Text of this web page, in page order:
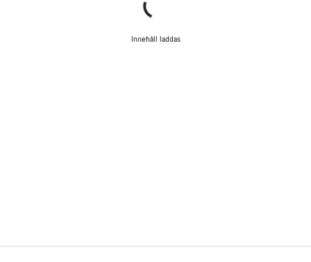
Innehåll laddas